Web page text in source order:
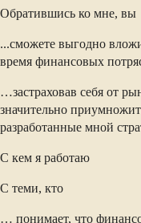
Обратившись ко мне, вы
...сможете выгодно
время финансовых
…застраховав себя от
значительно
разработанные мной
С кем я работаю
С теми, кто
… понимает, что